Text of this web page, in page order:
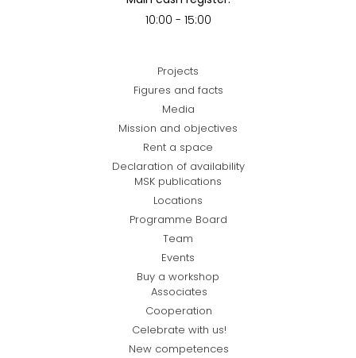
10:00 - 15:00
Projects
Figures and facts
Media
Mission and objectives
Rent a space
Declaration of availability
MSK publications
Locations
Programme Board
Team
Events
Buy a workshop
Associates
Cooperation
Celebrate with us!
New competences